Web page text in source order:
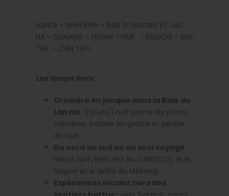
HANOI – NINH BINH – BAIE D’HALONG ET LAN
HA – DANANG – HOIAN – HUÉ – SAIGON – BEN
TRE – CAN THO
Les temps forts :
Croisière en jonque dans la Baie de
Lan Ha : 2 jours/1 nuit parmi les pitons
calcaires, balade en grotte et pêche
de nuit.
Du nord au sud en un seul voyage
Hanoi, Ninh Binh, Hoi An (UNESCO), Hué,
Saigon et le delta du Mékong.
Expériences locales hors des